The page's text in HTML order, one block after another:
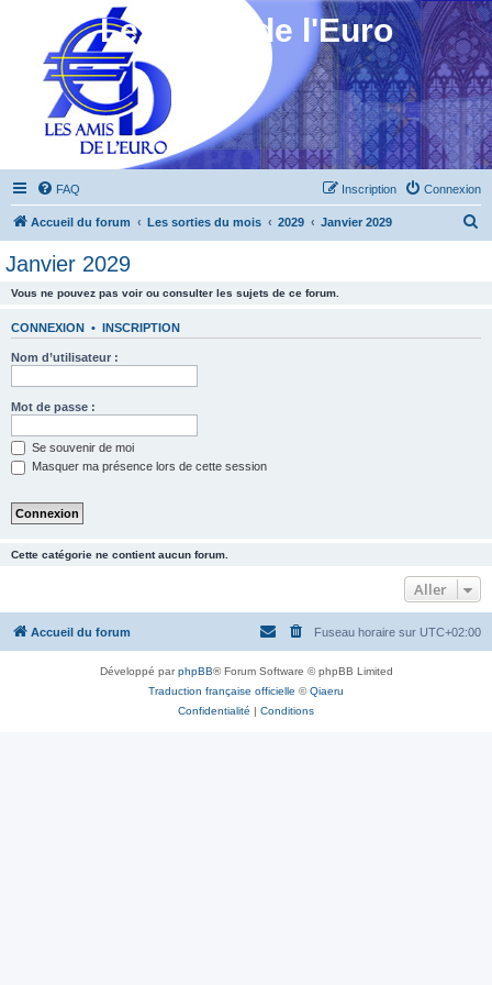
Les Amis de l'Euro
FAQ Connexion
Inscription
Accueil du forum Les sorties du mois 2029 Janvier 2029
Janvier 2029
Vous ne pouvez pas voir ou consulter les sujets de ce forum.
CONNEXION • INSCRIPTION
Nom d’utilisateur :
Mot de passe :
Se souvenir de moi
Masquer ma présence lors de cette session
Cette catégorie ne contient aucun forum.
Aller
Accueil du forum Fuseau horaire sur UTC+02:00
Développé parphpBB® Forum Software © phpBB Limited
Traduction française officielle ©Qiaeru
Confidentialité | Conditions